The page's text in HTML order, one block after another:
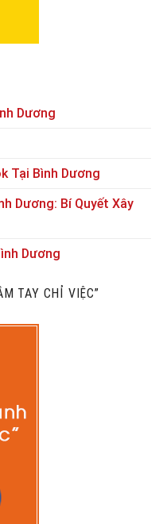
Dương
Tại Bình Dương
Dương: Bí Quyết Xây
Dương
TAY CHỈ VIỆC”